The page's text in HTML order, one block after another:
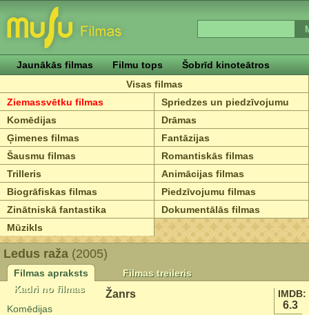
Jaunākās filmas Filmu tops
Šobrīd kinoteātros
Visas filmas
Ziemassvētku filmas
Spriedzes un piedzīvojumu
Komēdijas
Drāmas
Ģimenes filmas
Fantāzijas
Šausmu filmas
Romantiskās filmas
Trilleris
Animācijas filmas
Biogrāfiskas filmas
Piedzīvojumu filmas
Zinātniskā fantastika
Dokumentālās filmas
Mūzikls
Ledus raža (2005)
Filmas apraksts
Filmas treileris
Kadri no filmas
IMDB:
6.3
Žanrs
Komēdijas